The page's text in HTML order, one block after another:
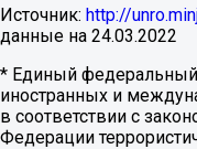
Источник: http://
данные на 24.03.2022
* Единый федеральный
иностранных и
в соответствии с
Федерации